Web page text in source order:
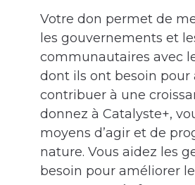
Votre don permet de
les gouvernements et
communautaires avec
dont ils ont besoin
contribuer à une
donnez à Catalyste+,
moyens d’agir et de
nature. Vous aidez les
besoin pour améliorer